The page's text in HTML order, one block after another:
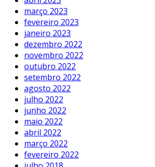
março 2023
fevereiro 2023
janeiro 2023
dezembro 2022
novembro 2022
outubro 2022
setembro 2022
agosto 2022
julho 2022
junho 2022
maio 2022
abril 2022
março 2022
fevereiro 2022